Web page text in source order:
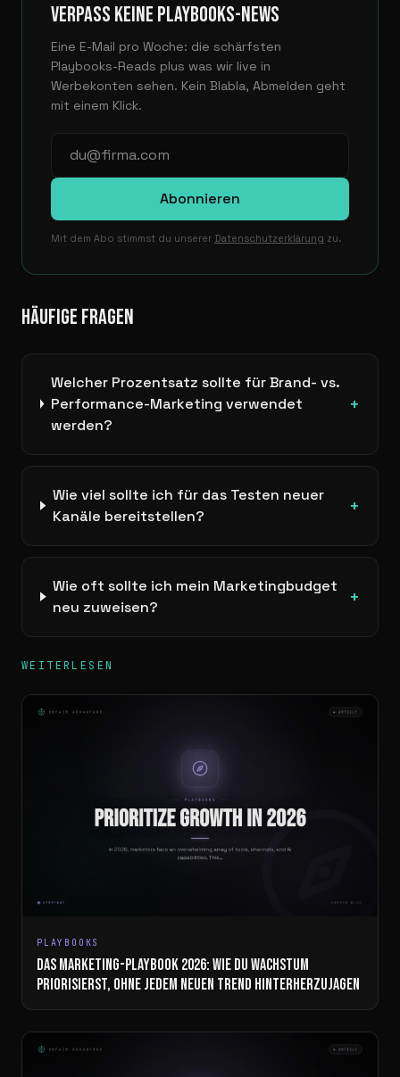
VERPASS KEINE PLAYBOOKS-NEWS
Eine E-Mail pro Woche: die schärfsten
Playbooks-Reads plus was wir live in
Werbekonten sehen. Kein Blabla, Abmelden geht
mit einem Klick.
Abonnieren
Mit dem Abo stimmst du unserer Datenschutzerklärung zu.
HÄUFIGE FRAGEN
Welcher Prozentsatz sollte für Brand- vs.
Performance-Marketing verwendet
werden?
+
Wie viel sollte ich für das Testen neuer
Kanäle bereitstellen?
+
Wie oft sollte ich mein Marketingbudget
neu zuweisen?
+
WEITERLESEN
PLAYBOOKS
DAS MARKETING-PLAYBOOK 2026: WIE DU WACHSTUM
PRIORISIERST, OHNE JEDEM NEUEN TREND HINTERHERZUJAGEN